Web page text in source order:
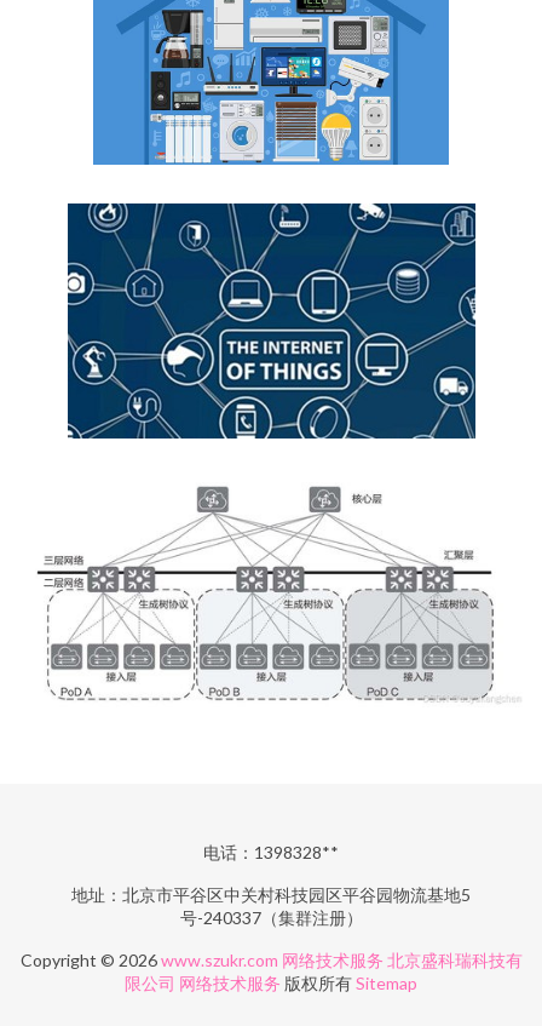
电话：1398328**
地址：北京市平谷区中关村科技园区平谷园物流基地5
号-240337（集群注册）
Copyright © 2026www.szukr.com 网络技术服务 北京盛科瑞科技有
限公司 网络技术服务 版权所有Sitemap